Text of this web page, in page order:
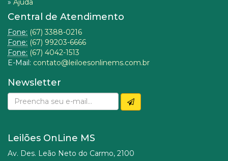
» Ajuda
Central de Atendimento
Fone: (67) 3388-0216
Fone: (67) 99203-6666
Fone: (67) 4042-1513
E-Mail: contato@leiloesonlinems.com.br
Newsletter
Leilões OnLine MS
Av. Des. Leão Neto do Carmo, 2100